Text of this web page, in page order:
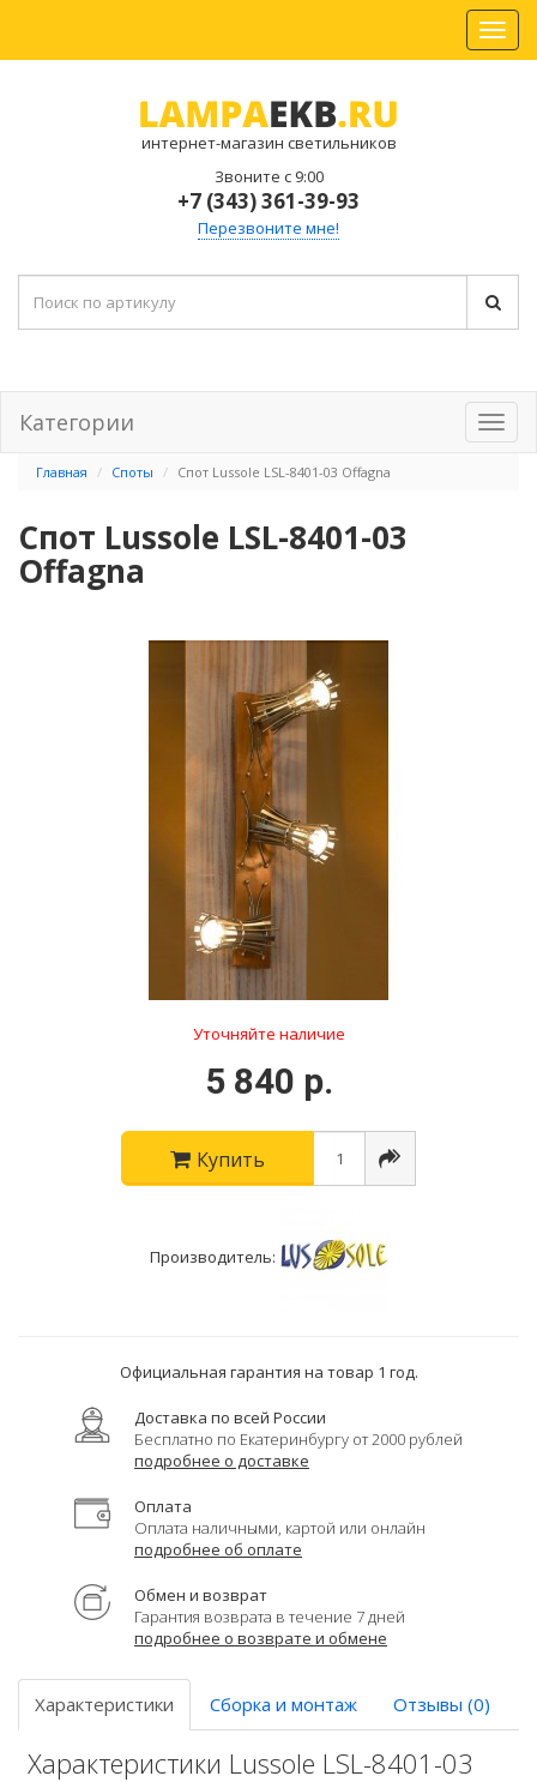
интернет-магазин светильников
Звоните с 9:00
+7 (343) 361-39-93
Перезвоните мне!
Категории
Главная Споты Спот Lussole LSL-8401-03 Offagna
Спот Lussole LSL-8401-03
Offagna
Уточняйте наличие
5 840 р.
Купить
Производитель:
Официальная гарантия на товар 1 год.
Доставка по всей России
Бесплатно по Екатеринбургу от 2000 рублей
подробнее о доставке
Оплата
Оплата наличными, картой или онлайн
подробнее об оплате
Обмен и возврат
Гарантия возврата в течение 7 дней
подробнее о возврате и обмене
Характеристики Сборка и монтаж Отзывы (0)
Характеристики Lussole LSL-8401-03